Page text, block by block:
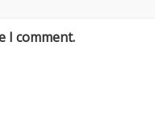
I comment.